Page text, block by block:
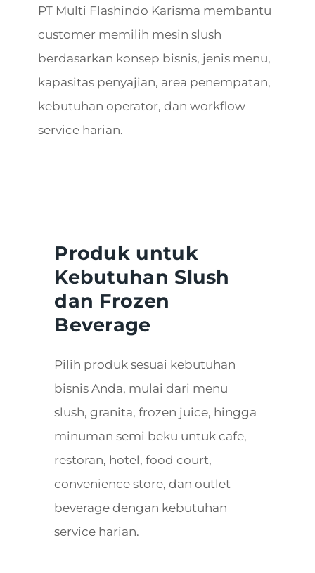
PT Multi Flashindo Karisma membantu
customer memilih mesin slush
berdasarkan konsep bisnis, jenis menu,
kapasitas penyajian, area penempatan,
kebutuhan operator, dan workflow
service harian.
Produk untuk
Kebutuhan Slush
dan Frozen
Beverage
Pilih produk sesuai kebutuhan
bisnis Anda, mulai dari menu
slush, granita, frozen juice, hingga
minuman semi beku untuk cafe,
restoran, hotel, food court,
convenience store, dan outlet
beverage dengan kebutuhan
service harian.